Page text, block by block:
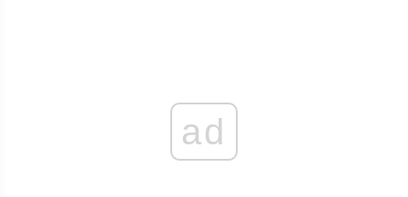
ad